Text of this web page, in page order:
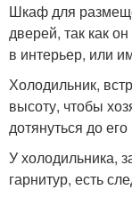
Шкаф для
дверей, так как
в интерьер, или
Холодильник,
высоту, чтобы
дотянуться до
У холодильника,
гарнитур, есть